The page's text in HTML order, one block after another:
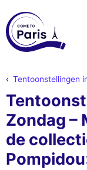
Tentoonstellingen
Zondag –
de